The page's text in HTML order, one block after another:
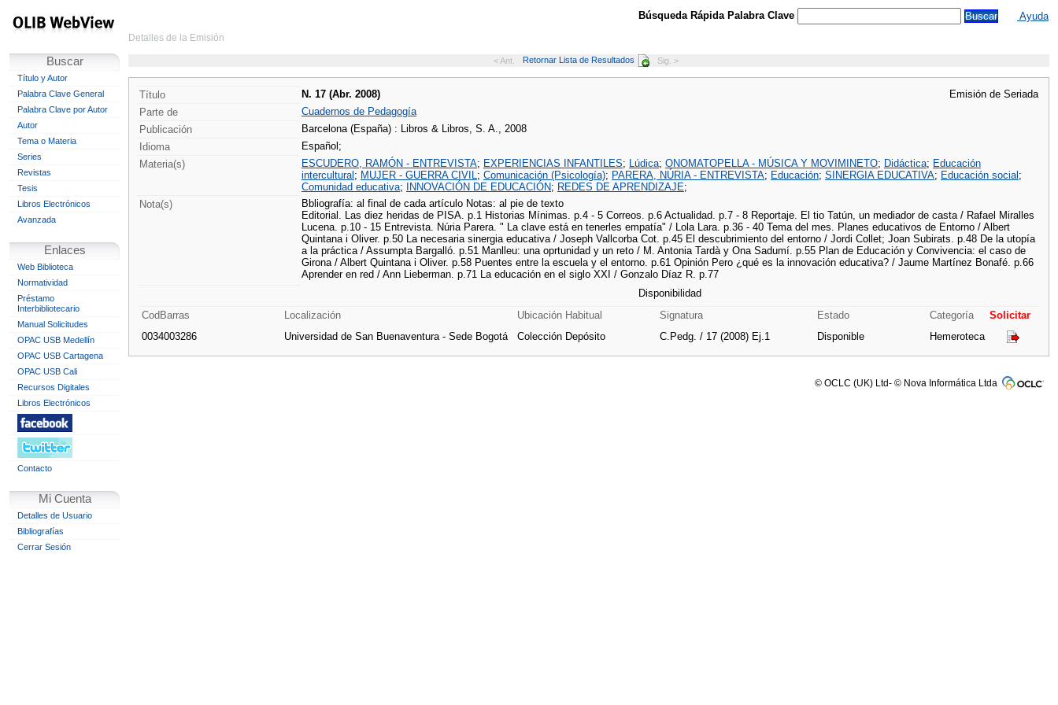
Buscar
Título y Autor
Palabra Clave General
Palabra Clave por Autor
Autor
Tema o Materia
Series
Revistas
Tesis
Libros Electrónicos
Avanzada
Enlaces
Web Biblioteca
Normatividad
Préstamo
Interbibliotecario
Manual Solicitudes
OPAC USB Medellín
OPAC USB Cartagena
OPAC USB Cali
Recursos Digitales
Libros Electrónicos
Contacto
Mi Cuenta
Detalles de Usuario
Bibliografías
Cerrar Sesión
Búsqueda Rápida Palabra Clave Ayuda
Detalles de la Emisión
< Ant. Retornar Lista de Resultados Sig. >
Título N. 17 (Abr. 2008)
Emisión de Seriada
Parte de
Cuadernos de Pedagogía
Publicación
Barcelona (España) : Libros & Libros, S. A., 2008
Idioma
Español;
Materia(s)
ESCUDERO, RAMÓN - ENTREVISTA; EXPERIENCIAS INFANTILES; Lúdica; ONOMATOPELLA - MÚSICA Y MOVIMINETO; Didáctica; Educación
intercultural ; MUJER - GUERRA CIVIL; Comunicación (Psicología); PARERA, NÚRIA - ENTREVISTA; Educación; SINERGIA EDUCATIVA; Educación social ;
Comunidad educativa; INNOVACIÓN DE EDUCACIÓN; REDES DE APRENDIZAJE;
Nota(s)
Bbliografía: al final de cada artículo Notas: al pie de texto
Editorial. Las diez heridas de PISA. p.1 Historias Mínimas. p.4 - 5 Correos. p.6 Actualidad. p.7 - 8 Reportaje. El tio Tatún, un mediador de casta / Rafael Miralles
Lucena. p.10 - 15 Entrevista. Núria Parera. " La clave está en tenerles empatía" / Lola Lara. p.36 - 40 Tema del mes. Planes educativos de Entorno / Albert
Quintana i Oliver. p.50 La necesaria sinergia educativa / Joseph Vallcorba Cot. p.45 El descubrimiento del entorno / Jordi Collet; Joan Subirats. p.48 De la utopía
a la práctica / Assumpta Bargalló. p.51 Manlleu: una oprtunidad y un reto / M. Antonia Tardà y Ona Sadumí. p.55 Plan de Educación y Convivencia: el caso de
Girona / Albert Quintana i Oliver. p.58 Puentes entre la escuela y el entorno. p.61 Opinión Pero ¿qué es la innovación educativa? / Jaume Martínez Bonafé. p.66
Aprender en red / Ann Lieberman. p.71 La educación en el siglo XXI / Gonzalo Díaz R. p.77
Disponibilidad
CodBarras
Localización Ubicación Habitual Signatura Estado Categoría
Solicitar
0034003286
Universidad de San Buenaventura - Sede Bogotá Colección Depósito C.Pedg. / 17 (2008) Ej.1 Disponible Hemeroteca
© OCLC (UK) Ltd- © Nova Informática Ltda